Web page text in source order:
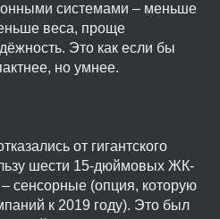
системами – меньше
веса, проще
Это как если бы
но умнее.
от гигантского
шести 15-дюймовых ЖК-
сенсорные (опция, которую
к 2019 году). Это был